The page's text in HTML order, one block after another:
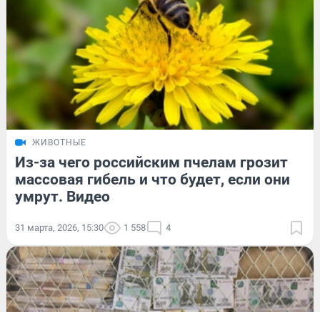
ЖИВОТНЫЕ
Из-за чего российским пчелам грозит
массовая гибель и что будет, если они
умрут. Видео
31 марта, 2026, 15:30 1 558 4